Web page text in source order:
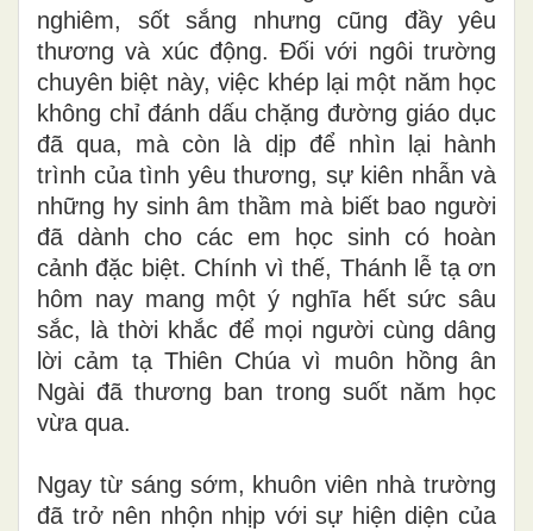
nghiêm, sốt sắng nhưng cũng đầy yêu
thương và xúc động. Đối với ngôi trường
chuyên biệt này, việc khép lại một năm học
không chỉ đánh dấu chặng đường giáo dục
đã qua, mà còn là dịp để nhìn lại hành
trình của tình yêu thương, sự kiên nhẫn và
những hy sinh âm thầm mà biết bao người
đã dành cho các em học sinh có hoàn
cảnh đặc biệt. Chính vì thế, Thánh lễ tạ ơn
hôm nay mang một ý nghĩa hết sức sâu
sắc, là thời khắc để mọi người cùng dâng
lời cảm tạ Thiên Chúa vì muôn hồng ân
Ngài đã thương ban trong suốt năm học
vừa qua.
Ngay từ sáng sớm, khuôn viên nhà trường
đã trở nên nhộn nhịp với sự hiện diện của